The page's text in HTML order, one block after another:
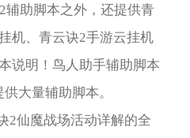
辅助脚本之外，还提供青
机、青云诀2手游云挂机
说明！鸟人助手辅助脚本
大量辅助脚本。
2仙魔战场活动详解的全